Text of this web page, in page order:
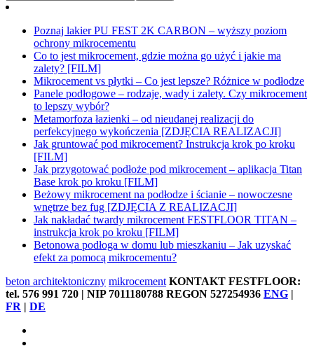
Poznaj lakier PU FEST 2K CARBON – wyższy poziom
ochrony mikrocementu
Co to jest mikrocement, gdzie można go użyć i jakie ma
zalety? [FILM]
Mikrocement vs płytki – Co jest lepsze? Różnice w podłodze
Panele podłogowe – rodzaje, wady i zalety. Czy mikrocement
to lepszy wybór?
Metamorfoza łazienki – od nieudanej realizacji do
perfekcyjnego wykończenia [ZDJĘCIA REALIZACJI]
Jak gruntować pod mikrocement? Instrukcja krok po kroku
[FILM]
Jak przygotować podłoże pod mikrocement – aplikacja Titan
Base krok po kroku [FILM]
Beżowy mikrocement na podłodze i ścianie – nowoczesne
wnętrze bez fug [ZDJĘCIA Z REALIZACJI]
Jak nakładać twardy mikrocement FESTFLOOR TITAN –
instrukcja krok po kroku [FILM]
Betonowa podłoga w domu lub mieszkaniu – Jak uzyskać
efekt za pomocą mikrocementu?
beton architektoniczny mikrocement KONTAKT FESTFLOOR:
tel. 576 991 720 | NIP 7011180788 REGON 527254936 ENG |
FR | DE